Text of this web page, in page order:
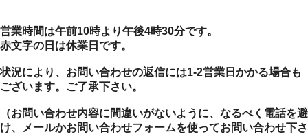
営業時間は午前10時より午後4時30分です。
赤文字の日は休業日です。
状況により、お問い合わせの返信には1-2営業日かかる場合も
ございます。ご了承下さい。
（お問い合わせ内容に間違いがないように、なるべく電話を避
け、メールかお問い合わせフォームを使ってお問い合わせ下さ